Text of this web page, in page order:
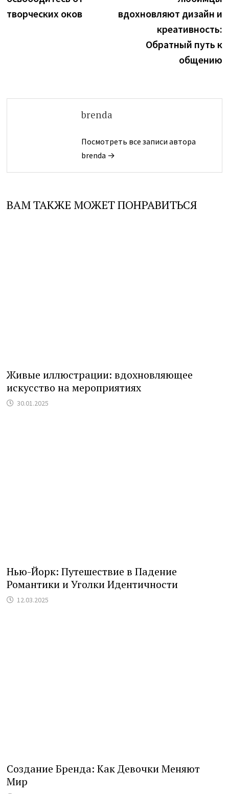
записям
творческих оков
вдохновляют дизайн и
креативность:
Обратный путь к
общению
brenda
Посмотреть все записи автора
brenda →
ВАМ ТАКЖЕ МОЖЕТ ПОНРАВИТЬСЯ
Живые иллюстрации: вдохновляющее
искусство на мероприятиях
30.01.2025
Нью-Йорк: Путешествие в Падение
Романтики и Уголки Идентичности
12.03.2025
Создание Бренда: Как Девочки Меняют
Мир